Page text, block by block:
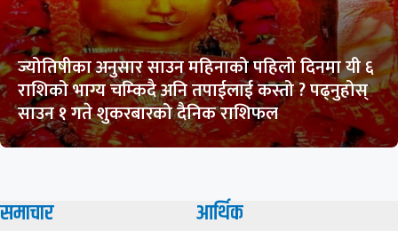
ज्योतिषीका अनुसार साउन महिनाको पहिलो दिनमा यी ६
राशिको भाग्य चम्किदै अनि तपाईलाई कस्तो ? पढ्नुहोस्
साउन १ गते शुकरबारको दैनिक राशिफल
समाचार आर्थिक